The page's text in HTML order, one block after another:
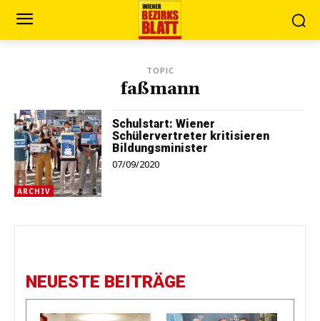
TOPIC
faßmann
ARCHIV
Schulstart: Wiener
Schülervertreter kritisieren
Bildungsminister
07/09/2020
NEUESTE BEITRÄGE